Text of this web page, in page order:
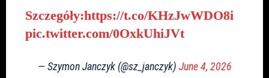
Szczegóły:https://t.co/KHzJwWDO8i
pic.twitter.com/0OxkUhiJVt
— Szymon Janczyk (@sz_janczyk) June 4, 2026